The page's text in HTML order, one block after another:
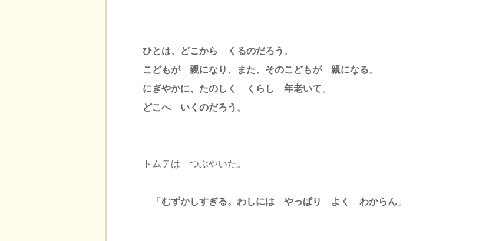
ひとは、どこから くるのだろう 。
こどもが 親になり、また、そのこどもが 親になる。
にぎやかに、たのしく くらし 年老いて
どこへ いくのだろう 。
トムテは つぶやいた。
「 むずかしすぎる。わしには やっぱり よく わからん 」